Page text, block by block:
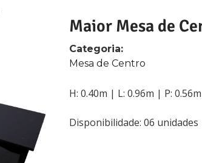
Maior Mesa de
Categoria:
Mesa de Centro
H: 0.40m | L: 0.96m | P: 0.56m
Disponibilidade: 06 unidades